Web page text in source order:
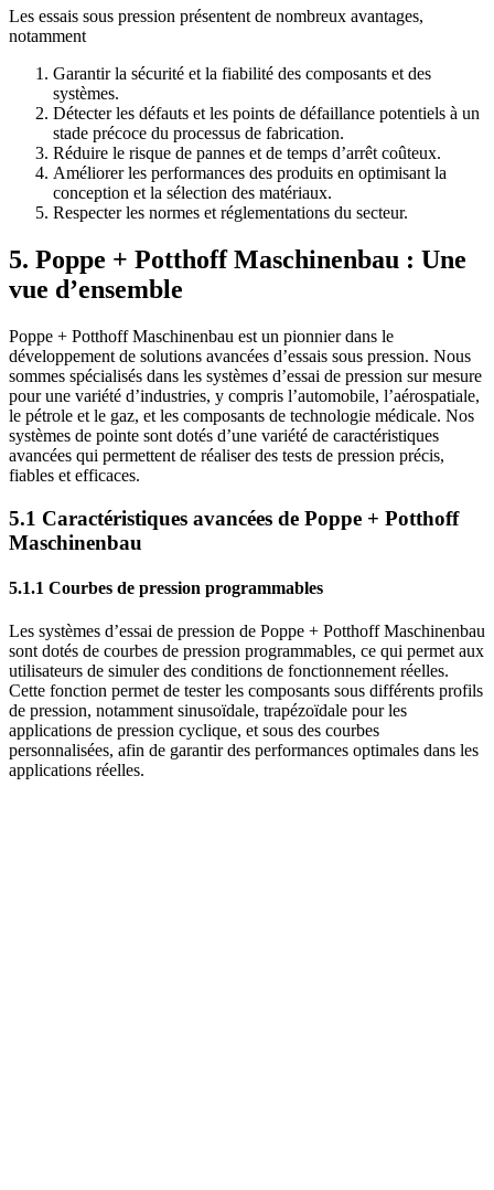
Les essais sous pression présentent de nombreux avantages,
notamment
Garantir la sécurité et la fiabilité des composants et des
systèmes.
Détecter les défauts et les points de défaillance potentiels à un
stade précoce du processus de fabrication.
Réduire le risque de pannes et de temps d’arrêt coûteux.
Améliorer les performances des produits en optimisant la
conception et la sélection des matériaux.
Respecter les normes et réglementations du secteur.
5. Poppe + Potthoff Maschinenbau : Une
vue d’ensemble
Poppe + Potthoff Maschinenbau est un pionnier dans le
développement de solutions avancées d’essais sous pression. Nous
sommes spécialisés dans les systèmes d’essai de pression sur mesure
pour une variété d’industries, y compris l’automobile, l’aérospatiale,
le pétrole et le gaz, et les composants de technologie médicale. Nos
systèmes de pointe sont dotés d’une variété de caractéristiques
avancées qui permettent de réaliser des tests de pression précis,
fiables et efficaces.
5.1 Caractéristiques avancées de Poppe + Potthoff
Maschinenbau
5.1.1 Courbes de pression programmables
Les systèmes d’essai de pression de Poppe + Potthoff Maschinenbau
sont dotés de courbes de pression programmables, ce qui permet aux
utilisateurs de simuler des conditions de fonctionnement réelles.
Cette fonction permet de tester les composants sous différents profils
de pression, notamment sinusoïdale, trapézoïdale pour les
applications de pression cyclique, et sous des courbes
personnalisées, afin de garantir des performances optimales dans les
applications réelles.